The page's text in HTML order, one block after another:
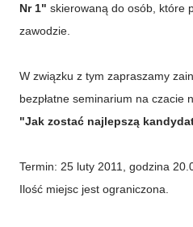
Nr 1" skierowaną do osób, które
zawodzie.
W związku z tym zapraszamy
bezpłatne seminarium na czacie
"Jak zostać najlepszą
Termin: 25 luty 2011, godzina
Ilość miejsc jest ograniczona.